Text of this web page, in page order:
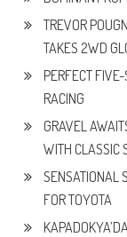
TREVOR
TAKES 2WD
PERFECT
RACING
GRAVEL
WITH CLASSIC
SENSATIONAL
FOR TOYOTA